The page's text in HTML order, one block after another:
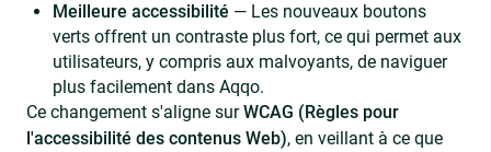
Meilleure accessibilité — Les nouveaux boutons
verts offrent un contraste plus fort, ce qui permet aux
utilisateurs, y compris aux malvoyants, de naviguer
plus facilement dans Aqqo.
Ce changement s'aligne surWCAG (Règles pour
l'accessibilité des contenus Web), en veillant à ce que